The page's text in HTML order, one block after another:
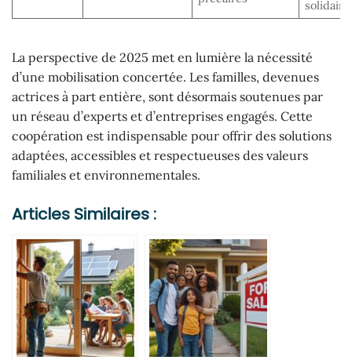
solidaire
La perspective de 2025 met en lumière la nécessité
d’une mobilisation concertée. Les familles, devenues
actrices à part entière, sont désormais soutenues par
un réseau d’experts et d’entreprises engagés. Cette
coopération est indispensable pour offrir des solutions
adaptées, accessibles et respectueuses des valeurs
familiales et environnementales.
Articles Similaires :